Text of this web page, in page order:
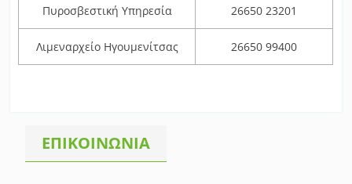
Πυροσβεστική Υπηρεσία 26650 23201
Λιμεναρχείο Ηγουμενίτσας 26650 99400
ΕΠΙΚΟΙΝΩΝΙΑ